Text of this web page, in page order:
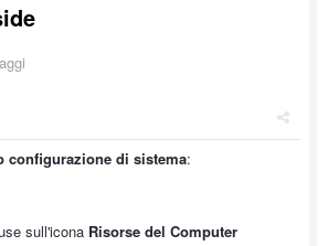
configurazione di sistema:
sull'icona Risorse del Computer